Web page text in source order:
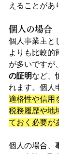
えることがあ
個人の場合
個人事業主と
よりも比較的
が多いですが、
の証明など、
れます。個人
適格性や信用
税務履歴や地
ておく必要が
個人の場合、